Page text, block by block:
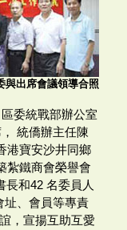
與出席會議領導合照
委統戰部辦公室
統僑辦主任陳
港寶安沙井同鄉
紮鐵商會榮譽會
和42 名委員人
址、會員等專責
，宣揚互助互愛